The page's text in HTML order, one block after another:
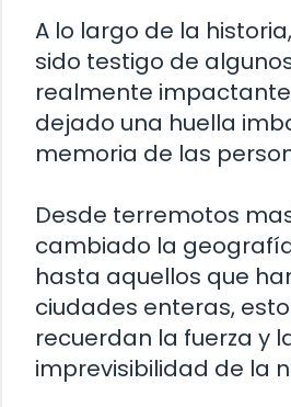
A lo largo de la
sido testigo de
realmente
dejado una huella
memoria de las
Desde terremotos
cambiado la
hasta aquellos que
ciudades enteras,
recuerdan la fuerza y
imprevisibilidad de la